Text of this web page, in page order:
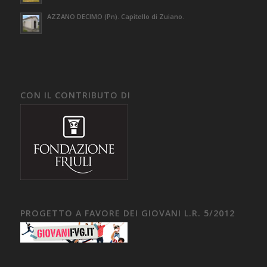
AZZANO DECIMO (Pn). Capitello di Zuiano.
CON IL CONTRIBUTO DI
PROGETTO A FAVORE DEI GIOVANI L.R. 5/2012